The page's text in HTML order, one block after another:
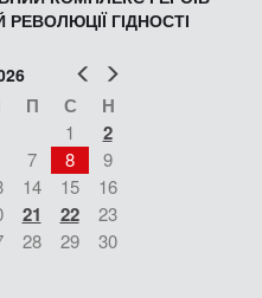
ГІДНОСТІ
Попер
П С Н
1 2
7 8
9
14 15
16
21 22
23
28 29
30